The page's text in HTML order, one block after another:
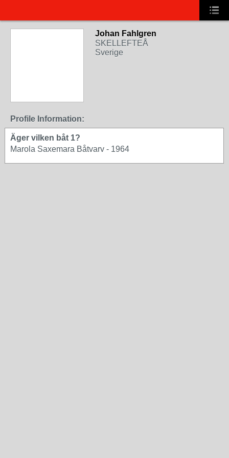
Johan Fahlgren
SKELLEFTEÅ
Sverige
Profile Information:
Äger vilken båt 1?
Marola Saxemara Båtvarv - 1964